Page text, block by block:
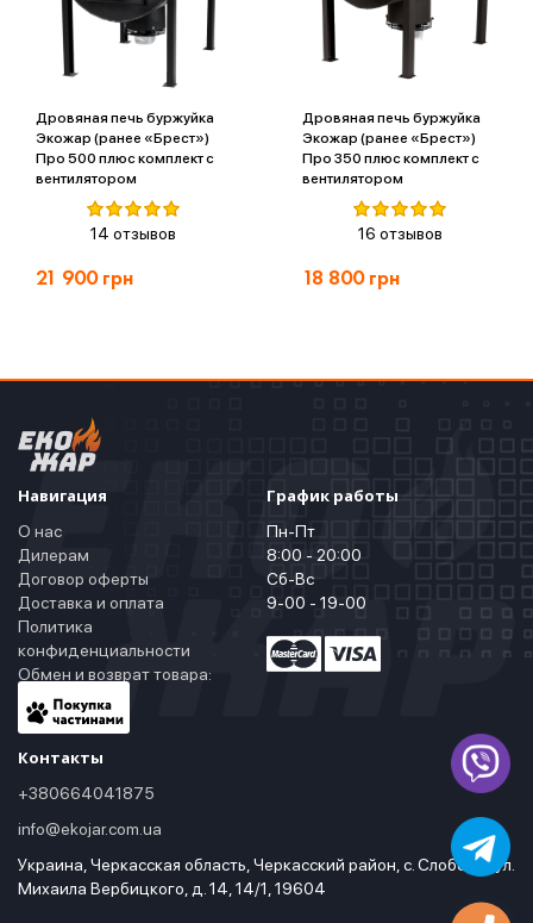
Дровяная печь буржуйка
Экожар (ранее «Брест»)
Про 500 плюс комплект с
вентилятором
14 отзывов
21 900грн
Дровяная печь буржуйка
Экожар (ранее «Брест»)
Про 350 плюс комплект с
вентилятором
16 отзывов
18 800грн
Навигация
О нас
Дилерам
Договор оферты
Доставка и оплата
Политика
конфиденциальности
Обмен и возврат товара:
График работы
Пн-Пт
8:00 - 20:00
Сб-Вс
9-00 - 19-00
Контакты
+380664041875
info@ekojar.com.ua
Украина, Черкасская область, Черкасский район, с. Слобода, ул.
Михаила Вербицкого, д. 14, 14/1, 19604